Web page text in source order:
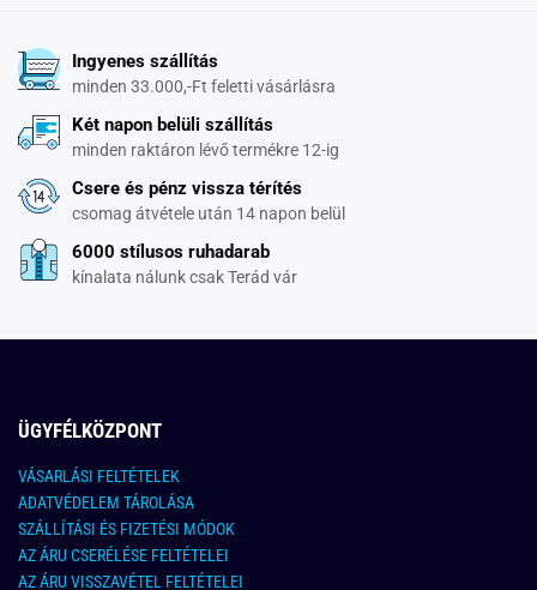
Ingyenes szállítás
minden 33.000,-Ft feletti vásárlásra
Két napon belüli szállítás
minden raktáron lévő termékre 12-ig
Csere és pénz vissza térítés
csomag átvétele után 14 napon belül
6000 stílusos ruhadarab
kínalata nálunk csak Terád vár
ÜGYFÉLKÖZPONT
VÁSARLÁSI FELTÉTELEK
ADATVÉDELEM TÁROLÁSA
SZÁLLÍTÁSI ÉS FIZETÉSI MÓDOK
AZ ÁRU CSERÉLÉSE FELTÉTELEI
AZ ÁRU VISSZAVÉTEL FELTÉTELEI